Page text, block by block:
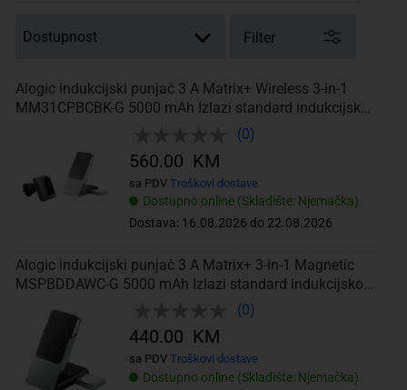
Filter
Alogic indukcijski punjač 3 A Matrix+ Wireless 3-in-1
MM31CPBCBK-G 5000 mAh Izlazi standard indukcijskog
(0)
Dostupno online (Skladište: Njemačka)
Dostava: 16.08.2026 do 22.08.2026
560.00 KM
sa PDV Troškovi dostave
Alogic indukcijski punjač 3 A Matrix+ 3-in-1 Magnetic
MSPBDDAWC-G 5000 mAh Izlazi standard indukcijskog
(0)
Dostupno online (Skladište: Njemačka)
440.00 KM
sa PDV Troškovi dostave